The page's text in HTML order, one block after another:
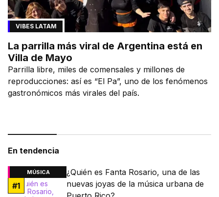
VIBES LATAM
La parrilla más viral de Argentina está en
Villa de Mayo
Parrilla libre, miles de comensales y millones de
reproducciones: así es “El Pa”, uno de los fenómenos
gastronómicos más virales del país.
En tendencia
MÚSICA
#1
¿Quién es Fanta Rosario, una de las
nuevas joyas de la música urbana de